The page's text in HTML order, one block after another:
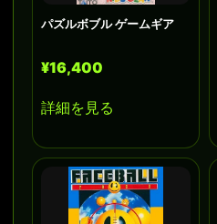
パズルボブル ゲームギア
¥16,400
詳細を見る